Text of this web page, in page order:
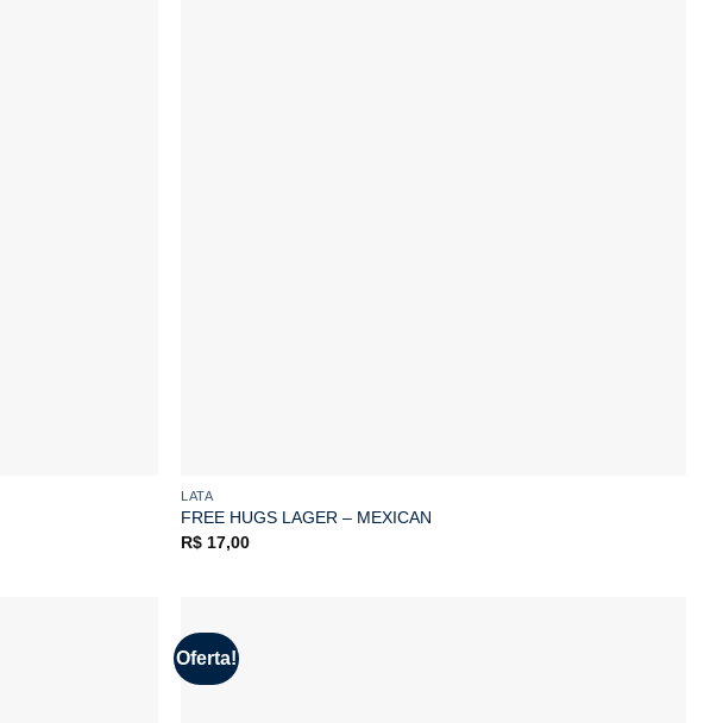
LATA
FREE HUGS LAGER – MEXICAN
R$ 17,00
Oferta!